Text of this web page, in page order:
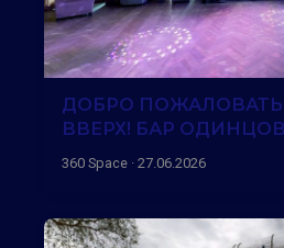
ДОБРО ПОЖАЛОВАТЬ
ВВЕРХ! БАР
360 Space · 27.06.2026